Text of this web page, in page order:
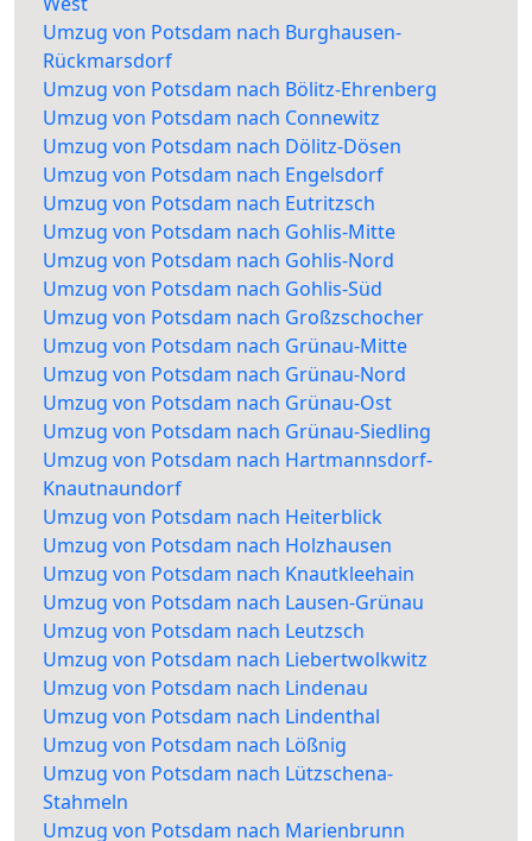
Umzug von Potsdam nach Burghausen-
Rückmarsdorf
Umzug von Potsdam nach Bölitz-Ehrenberg
Umzug von Potsdam nach Connewitz
Umzug von Potsdam nach Dölitz-Dösen
Umzug von Potsdam nach Engelsdorf
Umzug von Potsdam nach Eutritzsch
Umzug von Potsdam nach Gohlis-Mitte
Umzug von Potsdam nach Gohlis-Nord
Umzug von Potsdam nach Gohlis-Süd
Umzug von Potsdam nach Großzschocher
Umzug von Potsdam nach Grünau-Mitte
Umzug von Potsdam nach Grünau-Nord
Umzug von Potsdam nach Grünau-Ost
Umzug von Potsdam nach Grünau-Siedling
Umzug von Potsdam nach Hartmannsdorf-
Knautnaundorf
Umzug von Potsdam nach Heiterblick
Umzug von Potsdam nach Holzhausen
Umzug von Potsdam nach Knautkleehain
Umzug von Potsdam nach Lausen-Grünau
Umzug von Potsdam nach Leutzsch
Umzug von Potsdam nach Liebertwolkwitz
Umzug von Potsdam nach Lindenau
Umzug von Potsdam nach Lindenthal
Umzug von Potsdam nach Lößnig
Umzug von Potsdam nach Lützschena-
Stahmeln
Umzug von Potsdam nach Marienbrunn